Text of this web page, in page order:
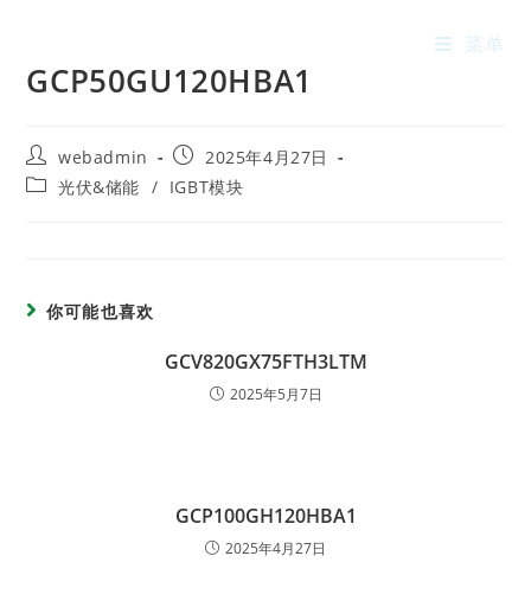
菜单
GCP50GU120HBA1
webadmin
2025年4月27日
光伏&储能 / IGBT模块
你可能也喜欢
GCV820GX75FTH3LTM
2025年5月7日
GCP100GH120HBA1
2025年4月27日